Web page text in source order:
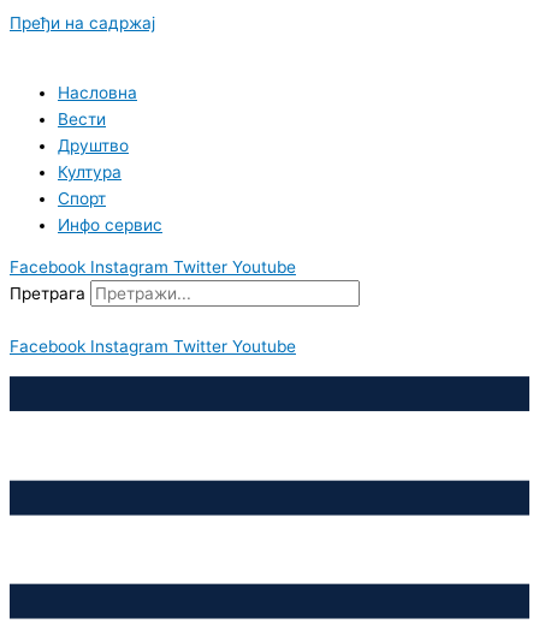
Пређи на садржај
Насловна
Вести
Друштво
Култура
Спорт
Инфо сервис
Facebook Instagram Twitter Youtube
Претрага
Facebook Instagram Twitter Youtube